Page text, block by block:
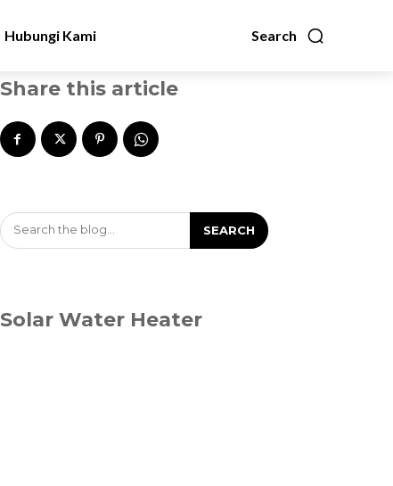
Search
Hubungi Kami
Share this article
Search the blog... SEARCH
Solar Water Heater